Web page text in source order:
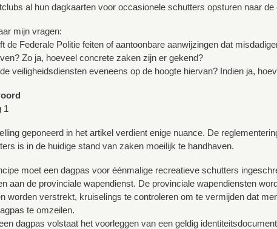
al hun dagkaarten voor occasionele schutters opsturen naar de
mijn vragen:
de Federale Politie feiten of aantoonbare aanwijzingen dat
Zo ja, hoeveel concrete zaken zijn er gekend?
veiligheidsdiensten eveneens op de hoogte hiervan? Indien ja,
1
geponeerd in het artikel verdient enige nuance. De
is in de huidige stand van zaken moeilijk te handhaven.
moet een dagpas voor éénmalige recreatieve schutters
aan de provinciale wapendienst. De provinciale wapendiensten
worden verstrekt, kruiselings te controleren om te vermijden dat
te omzeilen.
dagpas volstaat het voorleggen van een geldig